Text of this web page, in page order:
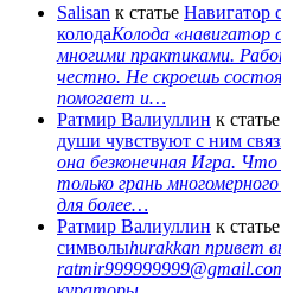
Salisan к статье Навигатор
колодаКолода «навигатор
многими практиками.
честно. Не скроешь
помогает и…
Ратмир Валиуллин к статье
души чувствуют с ним
она безконечная Игра.
только грань
для более…
Ратмир Валиуллин к статье
символыhurakkan привет